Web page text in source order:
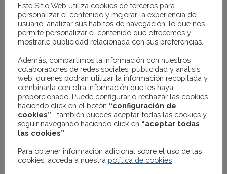
SILLA KEOPS, METAL, TAPIZADO
49.00€ IVA no incluido
AGOTADO
Este Sitio Web utiliza cookies de terceros para
personalizar el contenido y mejorar la experiencia del
usuario, analizar sus hábitos de navegación, lo que nos
permite personalizar el contenido que ofrecemos y
mostrarle publicidad relacionada con sus preferencias.
Además, compartimos la información con nuestros
colaboradores de redes sociales, publicidad y análisis
web, quienes podrán utilizar la información recopilada y
combinarla con otra información que les haya
proporcionado. Puede configurar o rechazar las cookies
haciendo click en el botón “configuración de
cookies” ; también puedes aceptar todas las cookies y
seguir navegando haciendo click en “aceptar todas
las cookies”
Para obtener información adicional sobre el uso de las
cookies, acceda a nuestra política de cookies